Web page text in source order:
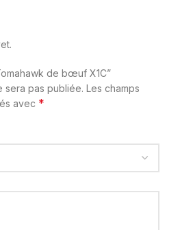
de bœuf X1C”
sera pas publiée. Les champs
avec *